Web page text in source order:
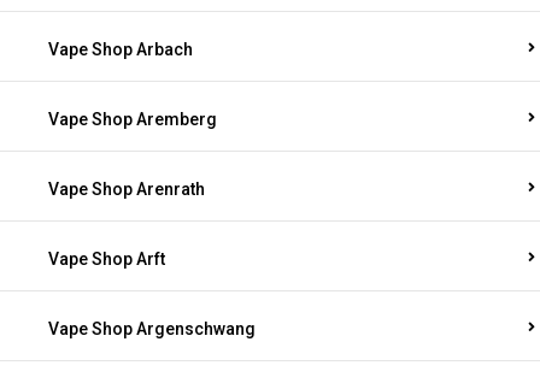
Vape Shop Arbach
Vape Shop Aremberg
Vape Shop Arenrath
Vape Shop Arft
Vape Shop Argenschwang